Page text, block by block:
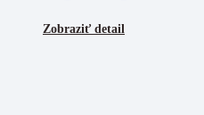
Zobraziť detail